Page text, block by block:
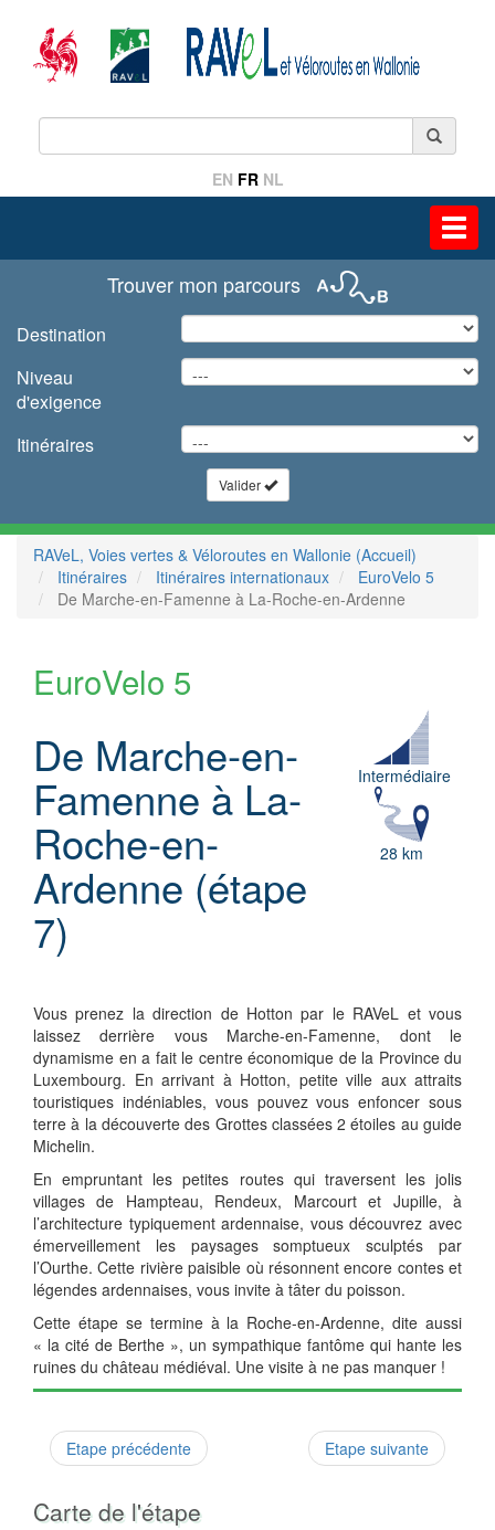
EN FR NL
Trouver mon parcours
Destination
Niveau
d'exigence
Itinéraires
Valider
RAVeL, Voies vertes & Véloroutes en Wallonie (Accueil)
Itinéraires
Itinéraires internationaux
EuroVelo 5
De Marche-en-Famenne à La-Roche-en-Ardenne
EuroVelo 5
De Marche-en-
Famenne à La-
Roche-en-
Ardenne (étape
7)
Intermédiaire
28 km
Vous prenez la direction de Hotton par le RAVeL et vous
laissez derrière vous Marche-en-Famenne, dont le
dynamisme en a fait le centre économique de la Province du
Luxembourg. En arrivant à Hotton, petite ville aux attraits
touristiques indéniables, vous pouvez vous enfoncer sous
terre à la découverte des Grottes classées 2 étoiles au guide
Michelin.
En empruntant les petites routes qui traversent les jolis
villages de Hampteau, Rendeux, Marcourt et Jupille, à
l’architecture typiquement ardennaise, vous découvrez avec
émerveillement les paysages somptueux sculptés par
l’Ourthe. Cette rivière paisible où résonnent encore contes et
légendes ardennaises, vous invite à tâter du poisson.
Cette étape se termine à la Roche-en-Ardenne, dite aussi
« la cité de Berthe », un sympathique fantôme qui hante les
ruines du château médiéval. Une visite à ne pas manquer !
Etape précédente Etape suivante
Carte de l'étape